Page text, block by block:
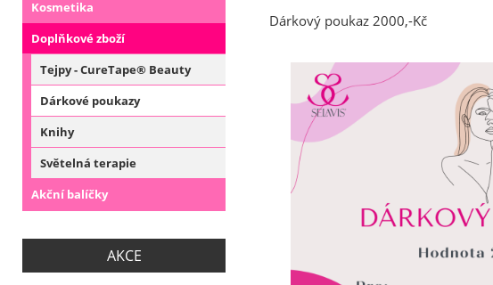
Dárkový poukaz 2000,-Kč
Kosmetika
Doplňkové zboží
Tejpy - CureTape® Beauty
Dárkové poukazy
Knihy
Světelná terapie
Akční balíčky
AKCE